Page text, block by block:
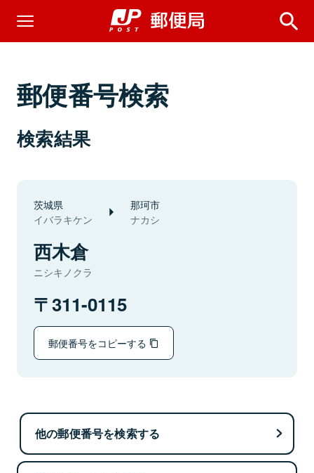
郵便番号検索
検索結果
茨城県
イバラキケン
那珂市
ナカシ
西木倉
ニシキノクラ
311-0115
郵便番号をコピーする
他の郵便番号を検索する